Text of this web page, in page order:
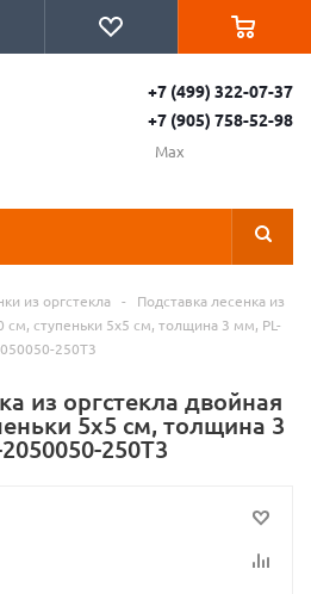
+7 (499) 322-07-37
+7 (905) 758-52-98
Max
из оргстекла -
Подставка лесенка из
см, ступеньки 5x5 см, толщина 3 мм, PL-
250T3
из оргстекла двойная
5x5 см, толщина 3
250T3